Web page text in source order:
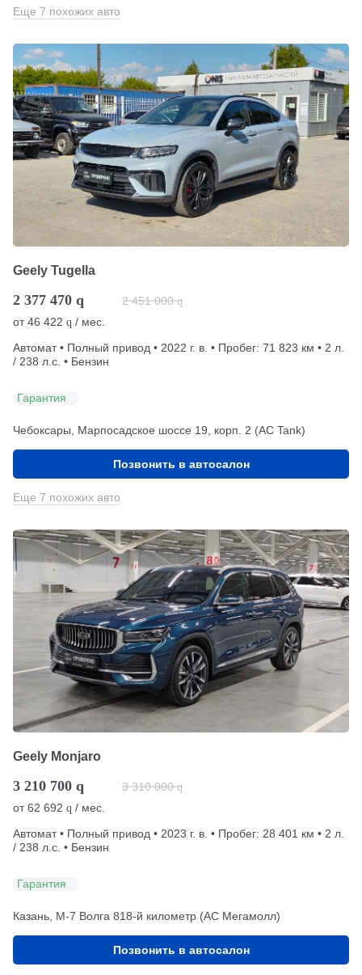
Еще 7 похожих авто
Geely Tugella
2 377 470 q 2 451 000 q
от46 422 q / мес.
Автомат • Полный привод • 2022 г. в. • Пробег: 71 823 км • 2 л.
/ 238 л.с. • Бензин
Гарантия
Чебоксары, Марпосадское шоссе 19, корп. 2 (АС Tank)
Позвонить в автосалон
Еще 7 похожих авто
Geely Monjaro
3 210 700 q 3 310 000 q
от62 692 q / мес.
Автомат • Полный привод • 2023 г. в. • Пробег: 28 401 км • 2 л.
/ 238 л.с. • Бензин
Гарантия
Казань, М-7 Волга 818-й километр (АС Мегамолл)
Позвонить в автосалон